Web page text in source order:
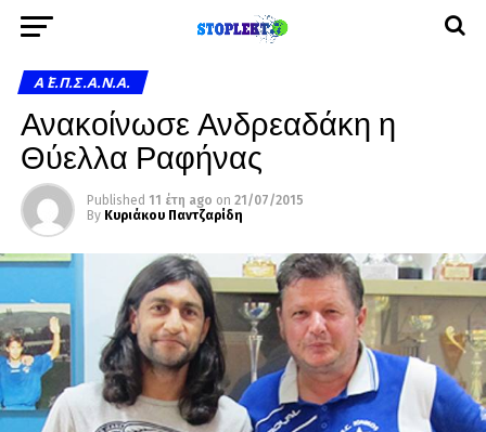
Α΄ Ε.Π.Σ.Α.Ν.Α.
Ανακοίνωσε Ανδρεαδάκη η
Θύελλα Ραφήνας
Published 11 έτη ago on 21/07/2015
By Κυριάκου Παντζαρίδη